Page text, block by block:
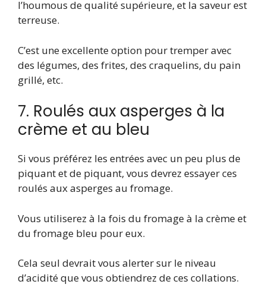
l’houmous de qualité supérieure, et la saveur est
terreuse.
C’est une excellente option pour tremper avec
des légumes, des frites, des craquelins, du pain
grillé, etc.
7. Roulés aux asperges à la
crème et au bleu
Si vous préférez les entrées avec un peu plus de
piquant et de piquant, vous devrez essayer ces
roulés aux asperges au fromage.
Vous utiliserez à la fois du fromage à la crème et
du fromage bleu pour eux.
Cela seul devrait vous alerter sur le niveau
d’acidité que vous obtiendrez de ces collations.